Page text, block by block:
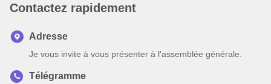
Contactez rapidement
Adresse
Je vous invite à vous présenter à l'assemblée générale.
Télégramme